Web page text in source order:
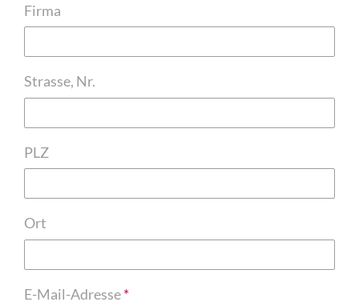
Firma
Strasse, Nr.
PLZ
Ort
E-Mail-Adresse